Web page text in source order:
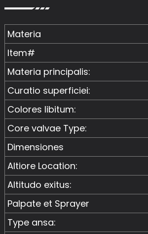
Materia
Item#
Materia principalis:
Curatio superficiei:
Colores libitum:
Core valvae Type:
Dimensiones
Altiore Location:
Altitudo exitus:
Palpate et Sprayer
Type ansa: